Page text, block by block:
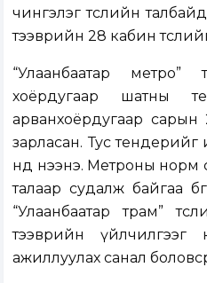
чингэлэг төслийн
тээврийн 28 кабин
“Улаанбаатар метро”
хоёрдугаар шатны
арванхоёрдугаар сарын
зарласан. Тус тендерийг
нд нээнэ. Метроны норм
талаар судалж байгаа
“Улаанбаатар трам”
тээврийн үйлчилгээг
ажиллуулах санал